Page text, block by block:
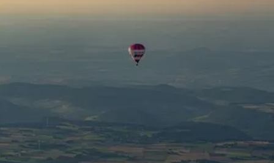
verschiedene Pakete für unsere Ballonfahrten an,
sehen Sie sich gerne auf der Webseite um.
90 Minuten, das gesamte Erlebnis inklusive
Vorbereitung und Taufe dauert ca. 3-4 Stunden.
Wann ist die beste Zeit für eine Ballonfahrt?
Ballonfahrten finden meist früh morgens nach